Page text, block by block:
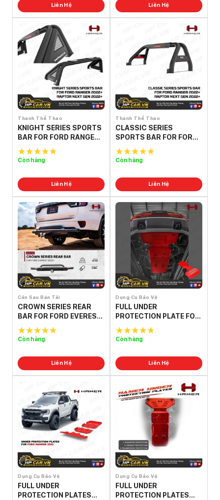
Liên Hệ Liên Hệ
Thanh Thể Thao
KNIGHT SERIES SPORTS
BAR FOR FORD RANGER
2022- RAPTOR NEXT
GEN 2022
5.0out of
Còn hàng
Liên Hệ
Thanh Thể Thao
CLASSIC SERIES
SPORTS BAR FOR FORD
RANGER 2022- RAPTOR
NEXT GEN 2022
5.0out of
Còn hàng
Liên Hệ
Cản Sau Bán Tải
CROWN SERIES REAR
BAR FOR FORD EVEREST
2022+
5.0out of
Còn hàng
Liên Hệ
Dụng Cụ Bảo Vệ
FULL UNDER
PROTECTION PLATE FOR
FORD EVEREST (2022 –
PRESENT)
5.0out of
Còn hàng
Liên Hệ
Dụng Cụ Bảo Vệ
FULL UNDER
PROTECTION PLATES
Dụng Cụ Bảo Vệ
FULL UNDER
PROTECTION PLATES